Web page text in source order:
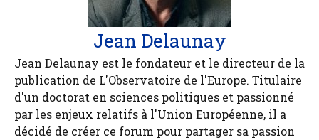
Jean Delaunay
Jean Delaunay est le fondateur et le directeur de la
publication de L'Observatoire de l'Europe. Titulaire
d'un doctorat en sciences politiques et passionné
par les enjeux relatifs à l'Union Européenne, il a
décidé de créer ce forum pour partager sa passion